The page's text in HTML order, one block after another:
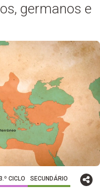
germanos e
CICLO SECUNDÁRIO